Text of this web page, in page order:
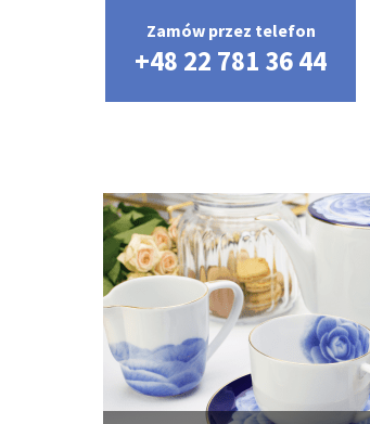
Zamów przez telefon
+48 22 781 36 44